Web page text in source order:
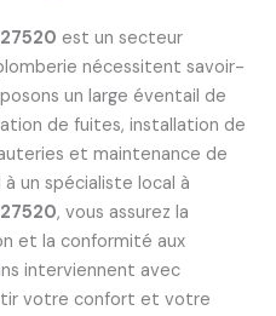
est un secteur
nécessitent savoir-
un large éventail de
de fuites, installation de
et maintenance de
un spécialiste local à
, vous assurez la
et la conformité aux
interviennent avec
votre confort et votre